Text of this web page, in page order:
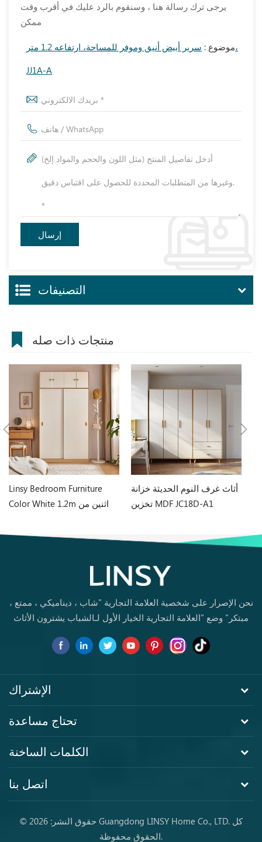
يرجى ترك رسالة هنا ، وسنقوم بالرد عليك في أقرب وقت
ممكن
موضوع :
سرير أبيض أنيق وموفر للمساحة، ارتفاعه 1.2 متر،
JJ1A-A
التصنيفات
منتجات ذات صله
Linsy Bedroom Furniture
Color White 1.2m اثنين من
أثاث غرف النوم الحديثة خزانة
تخزين MDF JC18D-A1
نحن الإصرار على شخصية العلامة التجارية "شاب ، ديناميكي ، ممتع ،
مبتكر" وضع "العلامة التجارية الخيار الأول لـالشباب يشترون الأثاث
الإشتراك
تحتاج مساعدة
الكلمات الساخنة
اتصل بنا
© حقوق النشر: 2026 Guangdong LINSY Home Co., LTD. كل
الحقوق محفوظة.